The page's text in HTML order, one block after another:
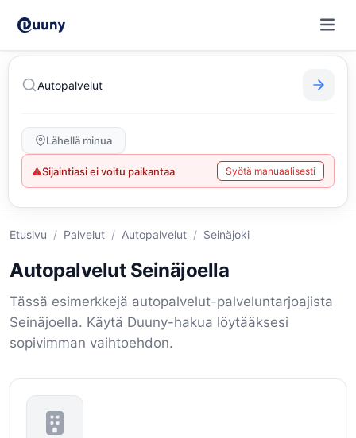
Lähellä minua
⚠Sijaintiasi ei voitu paikantaa Syötä manuaalisesti
Etusivu / Palvelut / Autopalvelut / Seinäjoki
Autopalvelut Seinäjoella
Tässä esimerkkejä autopalvelut-palveluntarjoajista
Seinäjoella. Käytä Duuny-hakua löytääksesi
sopivimman vaihtoehdon.